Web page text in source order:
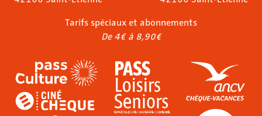
Tarifs spéciaux et abonnements
De 4€ à 8,90€